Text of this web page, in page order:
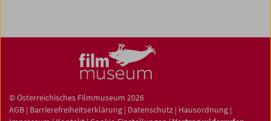
© Österreichisches Filmmuseum 2026
AGB | Barrierefreiheitserklärung | Datenschutz | Hausordnung |